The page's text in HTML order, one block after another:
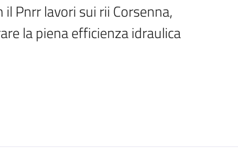
Pnrr lavori sui rii Corsenna,
la piena efficienza idraulica